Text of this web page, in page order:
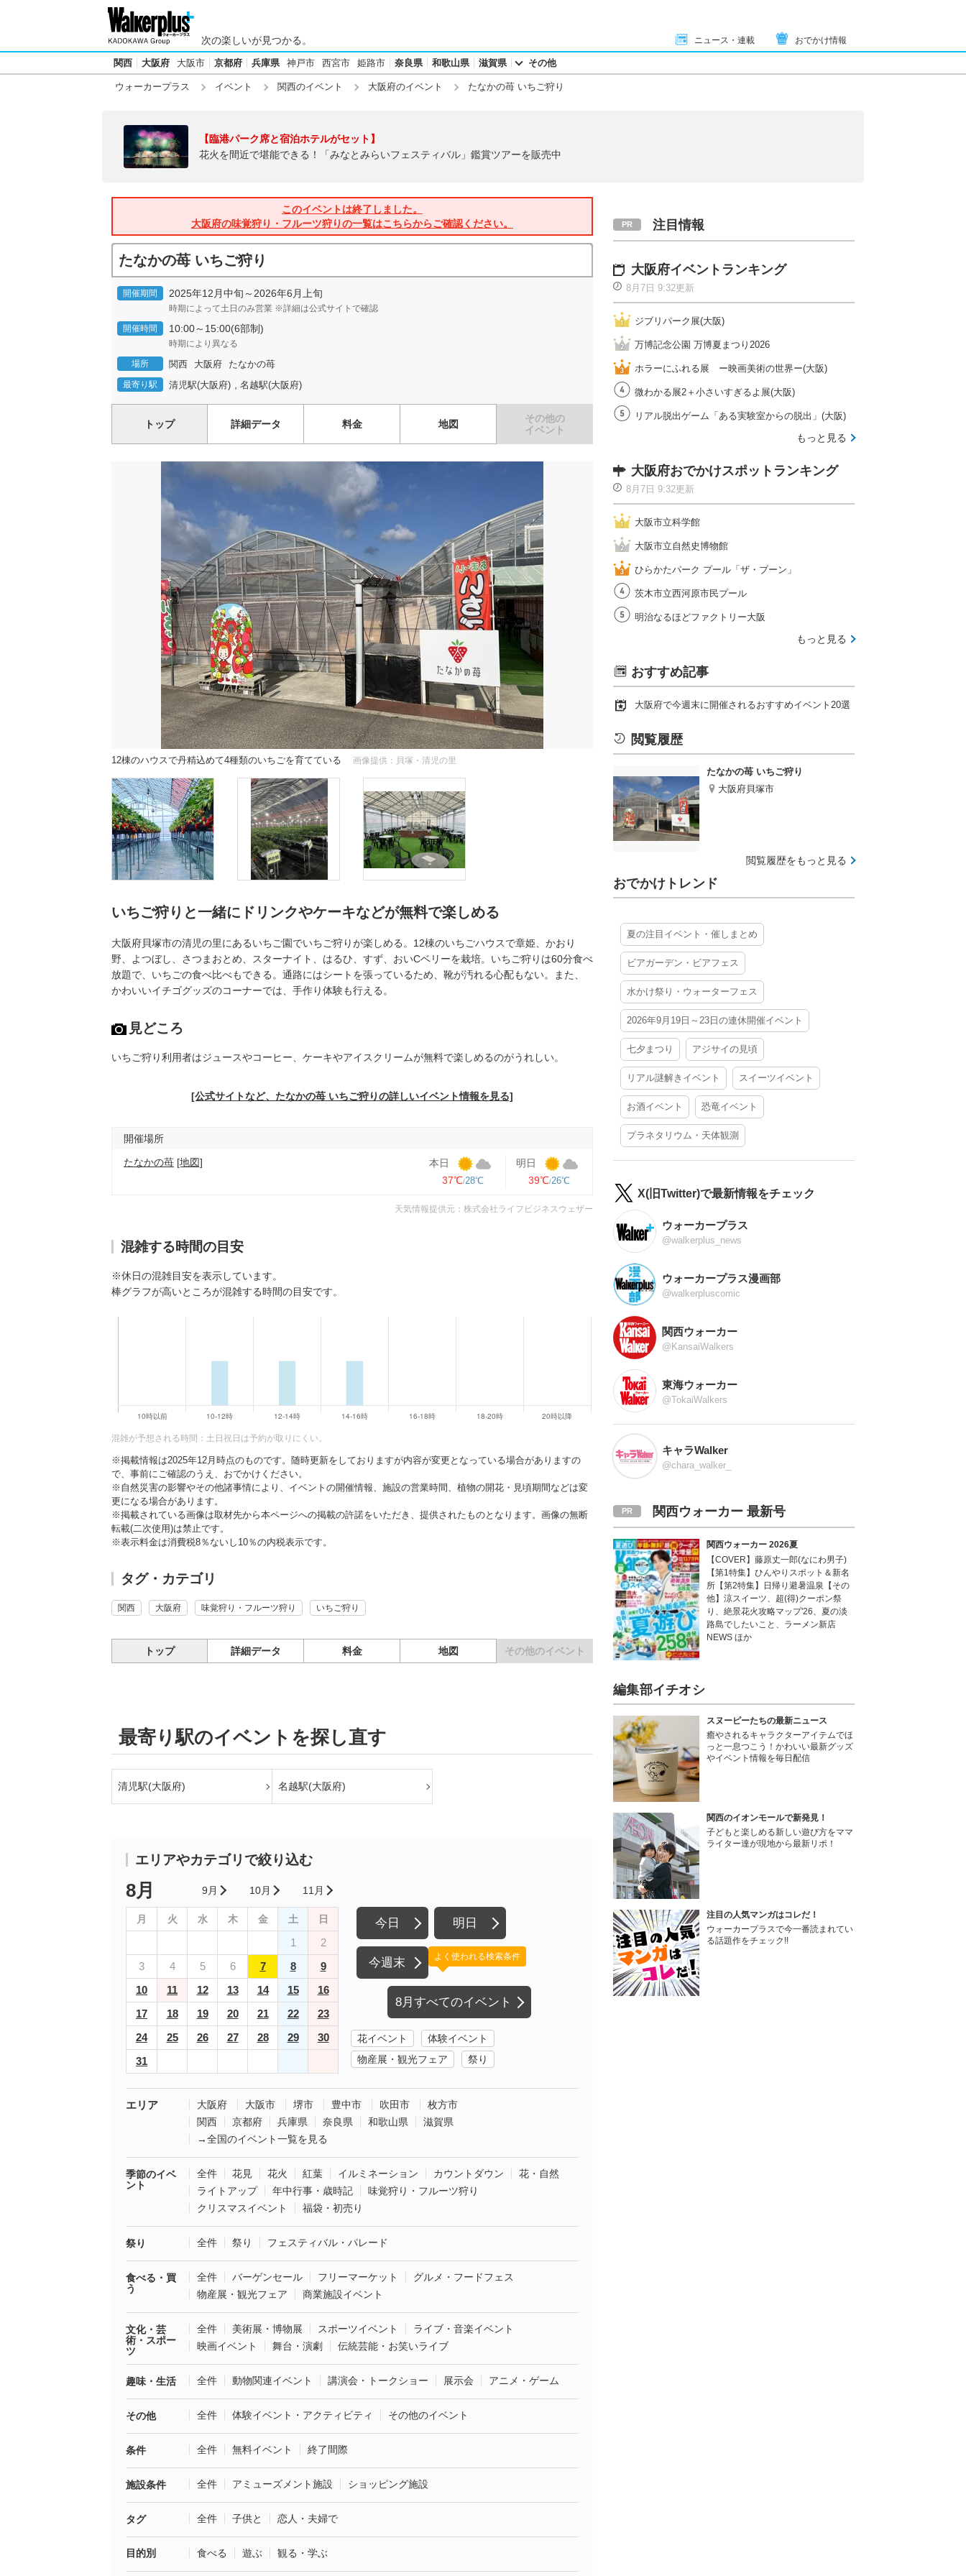
次の楽しいが見つかる。 ニュース・連載 おでかけ情報
関西 大阪府 大阪市 京都府 兵庫県 神戸市 西宮市 姫路市 奈良県 和歌山県 滋賀県 その他
ウォーカープラス イベント 関西のイベント 大阪府のイベント たなかの苺 いちご狩り
【臨港パーク席と宿泊ホテルがセット】
花火を間近で堪能できる！「みなとみらいフェスティバル」鑑賞ツアーを販売中
このイベントは終了しました。
大阪府の味覚狩り・フルーツ狩りの一覧はこちらからご確認ください。
たなかの苺 いちご狩り
開催期間 2025年12月中旬～2026年6月上旬
時期によって土日のみ営業 ※詳細は公式サイトで確認
開催時間
10:00～15:00(6部制)
時期により異なる
場所
関西 大阪府 たなかの苺
最寄り駅 清児駅(大阪府) 名越駅(大阪府)
トップ 詳細データ 料金 地図
その他の
イベント
12棟のハウスで丹精込めて4種類のいちごを育てている 画像提供：貝塚・清児の里
いちご狩りと一緒にドリンクやケーキなどが無料で楽しめる
大阪府貝塚市の清児の里にあるいちご園でいちご狩りが楽しめる。12棟のいちごハウスで章姫、かおり
野、よつぼし、さつまおとめ、スターナイト、はるひ、すず、おいCベリーを栽培。いちご狩りは60分食べ
放題で、いちごの食べ比べもできる。通路にはシートを張っているため、靴が汚れる心配もない。また、
かわいいイチゴグッズのコーナーでは、手作り体験も行える。
見どころ
いちご狩り利用者はジュースやコーヒー、ケーキやアイスクリームが無料で楽しめるのがうれしい。
[公式サイトなど、たなかの苺 いちご狩りの詳しいイベント情報を見る]
開催場所
たなかの苺 [地図]
本日
37℃ 28℃
明日
39℃ 26℃
天気情報提供元：株式会社ライフビジネスウェザー
混雑する時間の目安
※休日の混雑目安を表示しています。
棒グラフが高いところが混雑する時間の目安です。
混雑が予想される時間：土日祝日は予約が取りにくい。
※掲載情報は2025年12月時点のものです。随時更新をしておりますが内容が変更となっている場合がありますの
で、事前にご確認のうえ、おでかけください。
※自然災害の影響やその他諸事情により、イベントの開催情報、施設の営業時間、植物の開花・見頃期間などは変
更になる場合があります。
※掲載されている画像は取材先から本ページへの掲載の許諾をいただき、提供されたものとなります。画像の無断
転載(二次使用)は禁止です。
※表示料金は消費税8％ないし10％の内税表示です。
タグ・カテゴリ
関西 大阪府 味覚狩り・フルーツ狩り いちご狩り
トップ 詳細データ 料金 地図 その他のイベント
最寄り駅のイベントを探し直す
清児駅(大阪府) 名越駅(大阪府)
エリアやカテゴリで絞り込む
8月 9月 10月 11月
月 火 水 木 金 土 日
1
2
3
4 5 6 7 8
9
10
11 12 13 14 15
16
17
18 19 20 21 22
23
24
25 26 27 28 29
30
31
今日 明日
今週末
8月すべてのイベント
よく使われる検索条件
花イベント
体験イベント
物産展・観光フェア
祭り
エリア 大阪府 大阪市 堺市 豊中市 吹田市
枚方市
関西
京都府 兵庫県 奈良県 和歌山県
滋賀県
→全国のイベント一覧を見る
季節のイベ
ント
全件 花見 花火 紅葉 イルミネーション カウントダウン
花・自然
ライトアップ
年中行事・歳時記
味覚狩り・フルーツ狩り
クリスマスイベント
福袋・初売り
祭り 全件 祭り フェスティバル・パレード
食べる・買
う
全件 バーゲンセール フリーマーケット
グルメ・フードフェス
物産展・観光フェア
商業施設イベント
文化・芸
術・スポー
ツ
全件 美術展・博物展 スポーツイベント
ライブ・音楽イベント
映画イベント
舞台・演劇 伝統芸能・お笑いライブ
趣味・生活 全件 動物関連イベント 講演会・トークショー 展示会 アニメ・ゲーム
その他 全件 体験イベント・アクティビティ その他のイベント
条件 全件 無料イベント 終了間際
施設条件 全件 アミューズメント施設 ショッピング施設
タグ 全件 子供と 恋人・夫婦で
目的別 食べる 遊ぶ 観る・学ぶ
注目情報
大阪府イベントランキング
8月7日 9:32更新
ジブリパーク展(大阪)
万博記念公園 万博夏まつり2026
ホラーにふれる展 ー映画美術の世界ー(大阪)
微わかる展2＋小さいすぎるよ展(大阪)
リアル脱出ゲーム「ある実験室からの脱出」(大阪)
もっと見る
大阪府おでかけスポットランキング
8月7日 9:32更新
大阪市立科学館
大阪市立自然史博物館
ひらかたパーク プール「ザ・ブーン」
茨木市立西河原市民プール
明治なるほどファクトリー大阪
もっと見る
おすすめ記事
大阪府で今週末に開催されるおすすめイベント20選
閲覧履歴
たなかの苺 いちご狩り
大阪府貝塚市
閲覧履歴をもっと見る
おでかけトレンド
夏の注目イベント・催しまとめ
ビアガーデン・ビアフェス
水かけ祭り・ウォーターフェス
2026年9月19日～23日の連休開催イベント
七夕まつり アジサイの見頃
リアル謎解きイベント スイーツイベント
お酒イベント 恐竜イベント
プラネタリウム・天体観測
X(旧Twitter)で最新情報をチェック
ウォーカープラス
@walkerplus_news
ウォーカープラス漫画部
@walkerpluscomic
関西ウォーカー
@KansaiWalkers
東海ウォーカー
@TokaiWalkers
キャラWalker
@chara_walker_
関西ウォーカー 最新号
関西ウォーカー 2026夏
【COVER】藤原丈一郎(なにわ男子)
【第1特集】ひんやりスポット＆新名
所【第2特集】日帰り避暑温泉【その
他】涼スイーツ、超(得)クーポン祭
り、絶景花火攻略マップ'26、夏の淡
路島でしたいこと、ラーメン新店
NEWS ほか
編集部イチオシ
スヌーピーたちの最新ニュース
癒やされるキャラクターアイテムでほ
っと一息つこう！かわいい最新グッズ
やイベント情報を毎日配信
関西のイオンモールで新発見！
子どもと楽しめる新しい遊び方をママ
ライター達が現地から最新リポ！
注目の人気マンガはコレだ！
ウォーカープラスで今一番読まれてい
る話題作をチェック!!